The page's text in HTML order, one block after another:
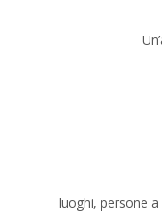
luoghi, persone